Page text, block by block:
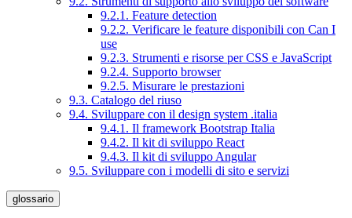
9.2.1. Feature detection
9.2.2. Verificare le feature disponibili con Can I
use
9.2.3. Strumenti e risorse per CSS e JavaScript
9.2.4. Supporto browser
9.2.5. Misurare le prestazioni
9.3. Catalogo del riuso
9.4. Sviluppare con il design system .italia
9.4.1. Il framework Bootstrap Italia
9.4.2. Il kit di sviluppo React
9.4.3. Il kit di sviluppo Angular
9.5. Sviluppare con i modelli di sito e servizi
glossario